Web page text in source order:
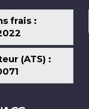
frais :
(ATS) :